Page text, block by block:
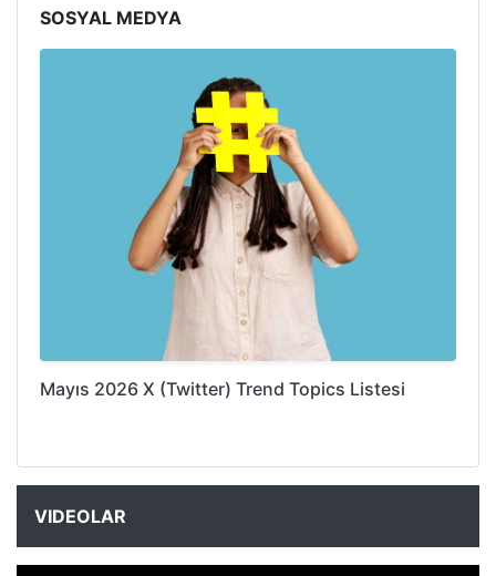
SOSYAL MEDYA
Mayıs 2026 X (Twitter) Trend Topics Listesi
VIDEOLAR